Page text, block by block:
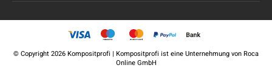
©Copyright2026 Kompositprofi | Kompositprofi ist eine Unternehmung vonRoca
Online GmbH